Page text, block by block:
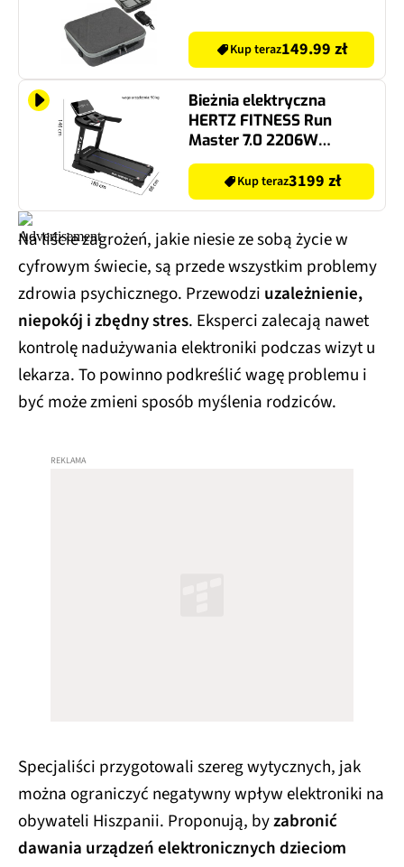
Kup teraz149.99 zł
Bieżnia elektryczna
HERTZ FITNESS Run
Master 7.0 2206W
22km/h
Kup teraz3199 zł
Na liście zagrożeń, jakie niesie ze sobą życie w
cyfrowym świecie, są przede wszystkim problemy
zdrowia psychicznego. Przewodzi uzależnienie,
niepokój i zbędny stres. Eksperci zalecają nawet
kontrolę nadużywania elektroniki podczas wizyt u
lekarza. To powinno podkreślić wagę problemu i
być może zmieni sposób myślenia rodziców.
Specjaliści przygotowali szereg wytycznych, jak
można ograniczyć negatywny wpływ elektroniki na
obywateli Hiszpanii. Proponują, byzabronić
dawania urządzeń elektronicznych dzieciom